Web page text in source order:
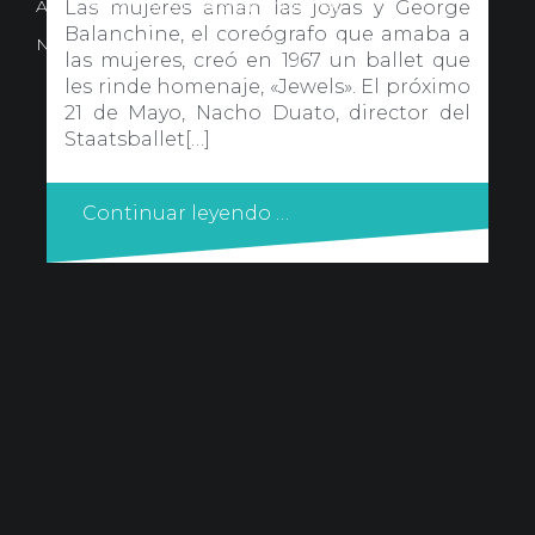
Las mujeres aman las joyas y George
Balanchine, el coreógrafo que amaba a
las mujeres, creó en 1967 un ballet que
les rinde homenaje, «Jewels». El próximo
21 de Mayo, Nacho Duato, director del
Staatsballet[…]
Continuar leyendo …
Avd. Comercial 20 Barañain (Navarra)
Nota Legal· Privacidad·Política de Cookies